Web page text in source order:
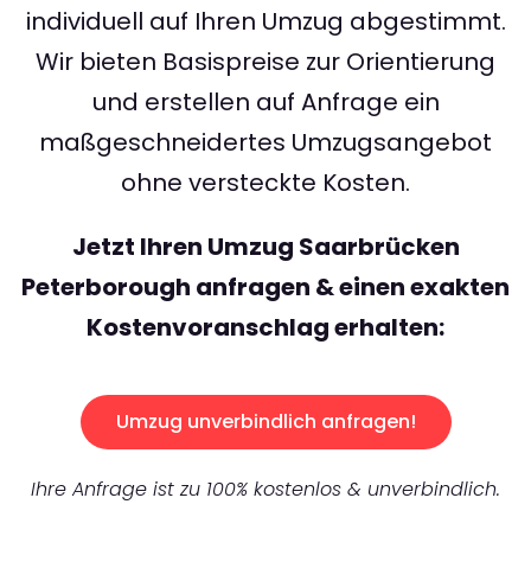
individuell auf Ihren Umzug abgestimmt.
Wir bieten Basispreise zur Orientierung
und erstellen auf Anfrage ein
maßgeschneidertes Umzugsangebot
ohne versteckte Kosten.
Jetzt Ihren Umzug Saarbrücken
Peterborough anfragen & einen exakten
Kostenvoranschlag erhalten:
Umzug unverbindlich anfragen!
Ihre Anfrage ist zu 100% kostenlos & unverbindlich.